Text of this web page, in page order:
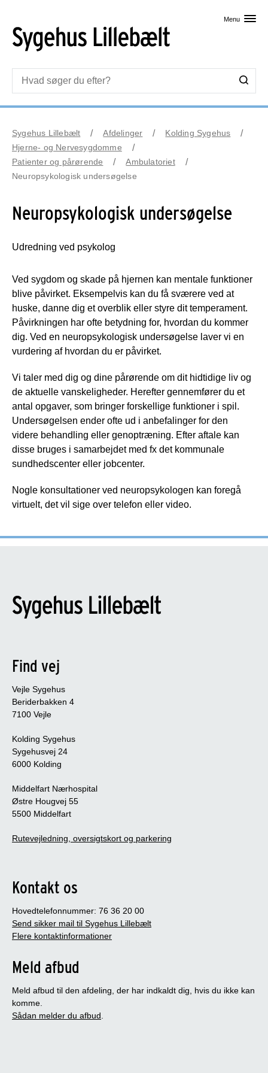
Menu
Sygehus Lillebælt Afdelinger
Kolding Sygehus
Hjerne- og Nervesygdomme
Patienter og pårørende
Ambulatoriet
Neuropsykologisk undersøgelse
Neuropsykologisk undersøgelse
Udredning ved psykolog
Ved sygdom og skade på hjernen kan mentale funktioner
blive påvirket. Eksempelvis kan du få sværere ved at
huske, danne dig et overblik eller styre dit temperament.
Påvirkningen har ofte betydning for, hvordan du kommer
dig. Ved en neuropsykologisk undersøgelse laver vi en
vurdering af hvordan du er påvirket.
Vi taler med dig og dine pårørende om dit hidtidige liv og
de aktuelle vanskeligheder. Herefter gennemfører du et
antal opgaver, som bringer forskellige funktioner i spil.
Undersøgelsen ender ofte ud i anbefalinger for den
videre behandling eller genoptræning. Efter aftale kan
disse bruges i samarbejdet med fx det kommunale
sundhedscenter eller jobcenter.
Nogle konsultationer ved neuropsykologen kan foregå
virtuelt, det vil sige over telefon eller video.
Find vej
Vejle Sygehus
Beriderbakken 4
7100 Vejle
Kolding Sygehus
Sygehusvej 24
6000 Kolding
Middelfart Nærhospital
Østre Hougvej 55
5500 Middelfart
Rutevejledning, oversigtskort og parkering
Kontakt os
Hovedtelefonnummer: 76 36 20 00
Send sikker mail til Sygehus Lillebælt
Flere kontaktinformationer
Meld afbud
Meld afbud til den afdeling, der har indkaldt dig, hvis du ikke kan
komme.
Sådan melder du afbud.